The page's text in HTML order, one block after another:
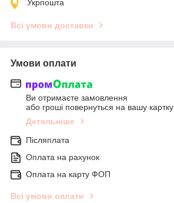
Укрпошта
Всі умови доставки
Умови оплати
Ви отримаєте замовлення
або гроші повернуться на вашу картку
Детальніше
Післяплата
Оплата на рахунок
Оплата на карту ФОП
Всі умови оплати